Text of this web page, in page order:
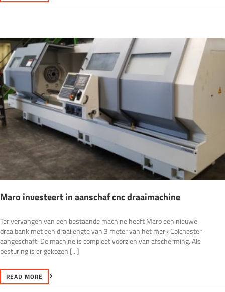
Maro investeert in aanschaf cnc draaimachine
Ter vervangen van een bestaande machine heeft Maro een nieuwe
draaibank met een draailengte van 3 meter van het merk Colchester
aangeschaft. De machine is compleet voorzien van afscherming. Als
besturing is er gekozen [...]
READ MORE